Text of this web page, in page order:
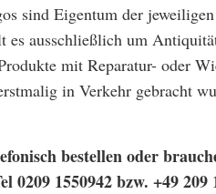
sind Eigentum der
es ausschließlich um
mit Reparatur- oder
in Verkehr gebracht
bestellen oder
0209 1550942 bzw. +49 209